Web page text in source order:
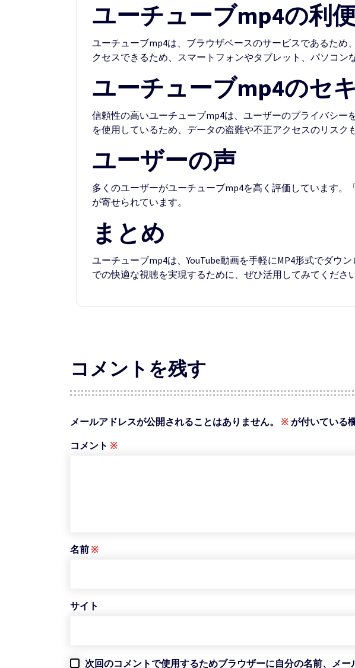
ユーチューブmp4の利
ユーチューブmp4は、ブラウザベースのサービスであるた
クセスできるため、スマートフォンやタブレット、パソコン
ユーチューブmp4のセ
信頼性の高いユーチューブmp4は、ユーザーのプライバシ
を使用しているため、データの盗難や不正アクセスのリスク
ユーザーの声
多くのユーザーがユーチューブmp4を高く評価しています
が寄せられています。
まとめ
ユーチューブmp4は、YouTube動画を手軽にMP4形式でダウ
での快適な視聴を実現するために、ぜひ活用してみてください
コメントを残す
メールアドレスが公開されることはありません。 ※ が付いている
コメント ※
名前 ※
サイト
次回のコメントで使用するためブラウザーに自分の名前、メー